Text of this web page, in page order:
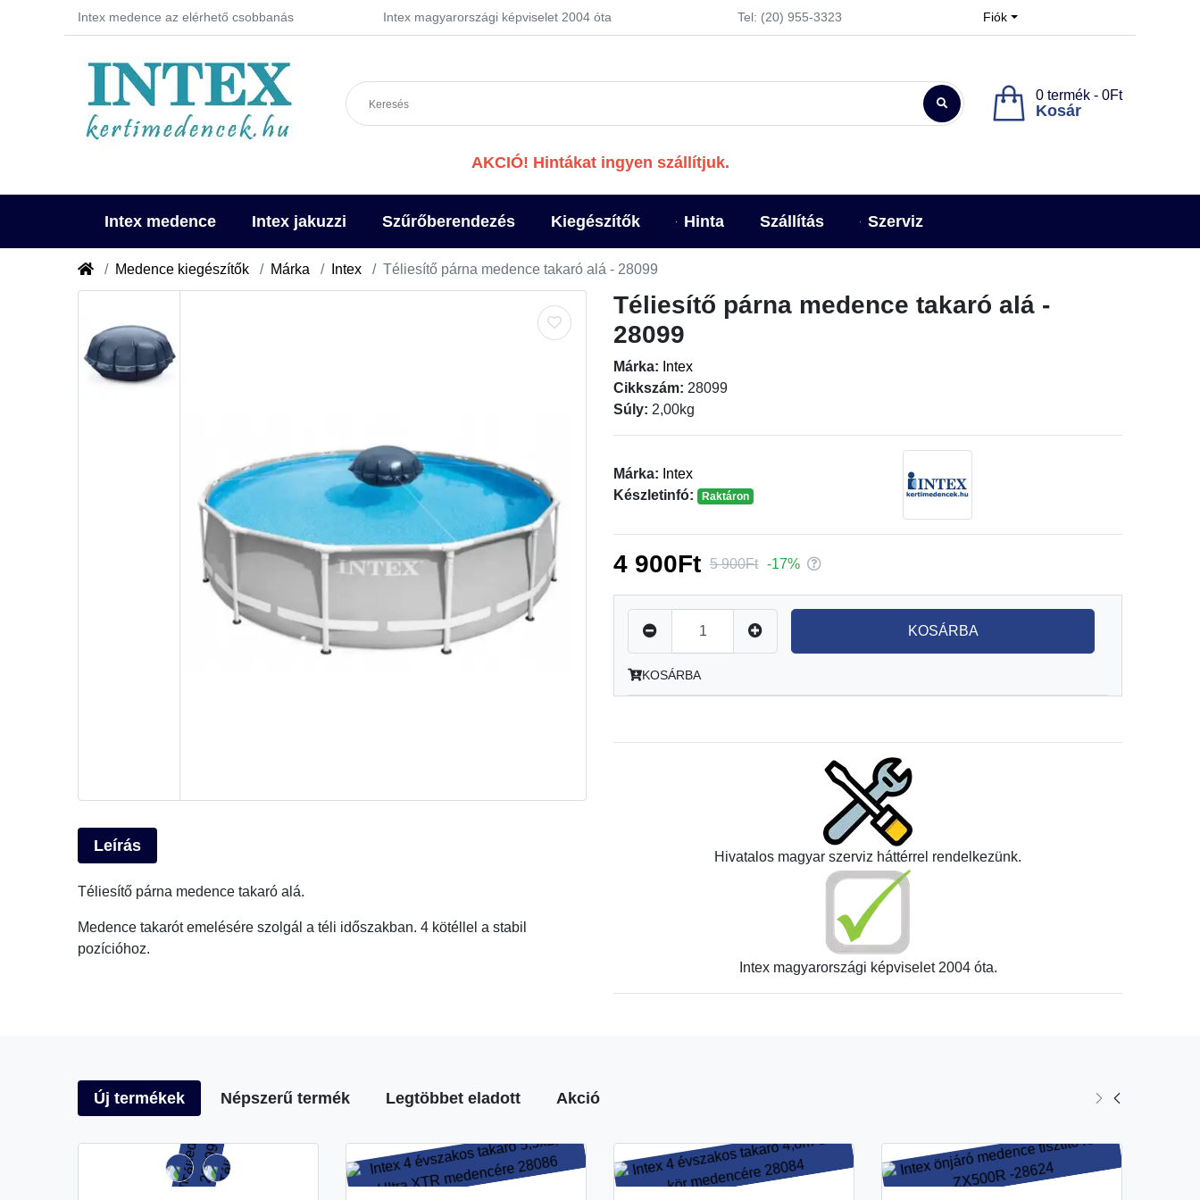
Intex medence az elérhető csobbanás Intex magyarországi képviselet 2004 óta Tel: (20) 955-3323 Fiók
Kosár
0 termék - 0Ft
AKCIÓ! Hintákat ingyen szállítjuk.
Intex medence Intex jakuzzi Szűrőberendezés Kiegészítők Hinta Szállítás Szerviz
Medence kiegészítők Márka Intex Téliesítő párna medence takaró alá - 28099
Leírás
Téliesítő párna medence takaró alá.
Medence takarót emelésére szolgál a téli időszakban. 4 kötéllel a stabil
pozícióhoz.
Téliesítő párna medence takaró alá -
28099
Márka: Intex
Cikkszám: 28099
Súly: 2,00kg
Márka: Intex
Készletinfó:
Raktáron
4 900Ft 5 900Ft -17%
KOSÁRBA
KOSÁRBA
Hivatalos magyar szerviz háttérrel rendelkezünk.
Intex magyarországi képviselet 2004 óta.
Új termékek Népszerű termék Legtöbbet eladott Akció